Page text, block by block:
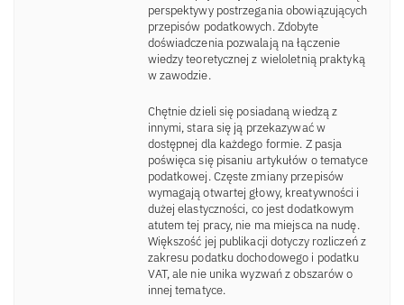
perspektywy postrzegania obowiązujących
przepisów podatkowych. Zdobyte
doświadczenia pozwalają na łączenie
wiedzy teoretycznej z wieloletnią praktyką
w zawodzie.
Chętnie dzieli się posiadaną wiedzą z
innymi, stara się ją przekazywać w
dostępnej dla każdego formie. Z pasja
poświęca się pisaniu artykułów o tematyce
podatkowej. Częste zmiany przepisów
wymagają otwartej głowy, kreatywności i
dużej elastyczności, co jest dodatkowym
atutem tej pracy, nie ma miejsca na nudę.
Większość jej publikacji dotyczy rozliczeń z
zakresu podatku dochodowego i podatku
VAT, ale nie unika wyzwań z obszarów o
innej tematyce.